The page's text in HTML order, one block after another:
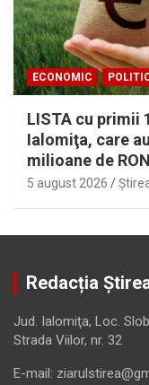
ECONOMIC
LISTA cu primii
Ialomiţa, care
milioane de RON
5 august 2026
Redacția
Jud. Ialomiţa, Loc.
Strada Viilor, nr. 32
E-mail: